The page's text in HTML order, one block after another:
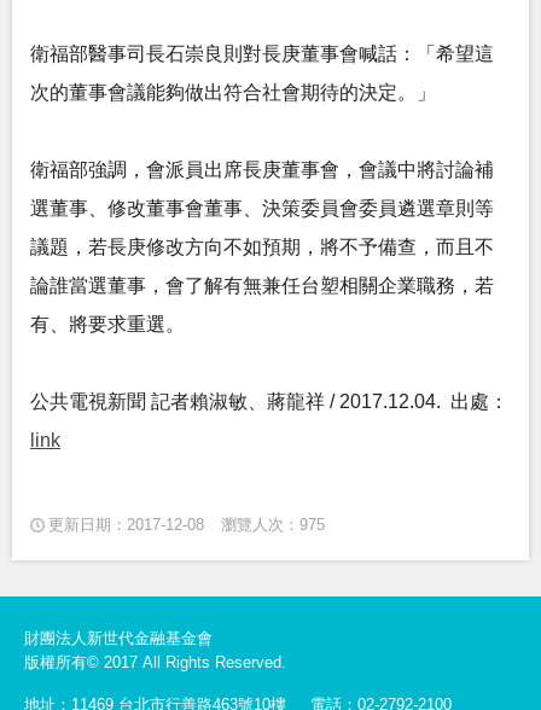
衛福部醫事司長石崇良則對長庚董事會喊話：「希望這
次的董事會議能夠做出符合社會期待的決定。」
衛福部強調，會派員出席長庚董事會，會議中將討論補
選董事、修改董事會董事、決策委員會委員遴選章則等
議題，若長庚修改方向不如預期，將不予備查，而且不
論誰當選董事，會了解有無兼任台塑相關企業職務，若
有、將要求重選。
公共電視新聞 記者賴淑敏、蔣龍祥 / 2017.12.04. 出處：
link
更新日期：2017-12-08 瀏覽人次：975
財團法人新世代金融基金會
版權所有© 2017 All Rights Reserved.
地址：11469 台北市行善路463號10樓 電話：02-2792-2100